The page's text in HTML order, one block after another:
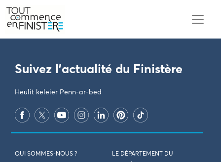
PARAMÈTRES DES COOKIES
Suivez l'actualité du Finistère
Heulit keleier Penn-ar-bed
QUI SOMMES-NOUS ?
LE DÉPARTEMENT DU